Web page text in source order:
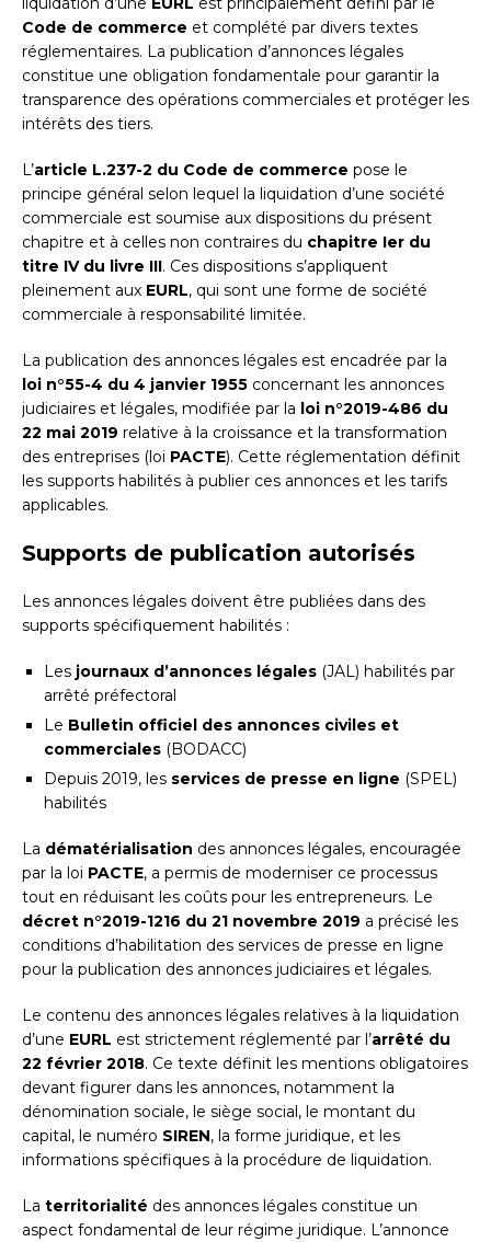
Code de commerce et complété par divers textes
réglementaires. La publication d’annonces légales
constitue une obligation fondamentale pour garantir la
transparence des opérations commerciales et protéger les
intérêts des tiers.
L’article L.237-2 du Code de commerce pose le
principe général selon lequel la liquidation d’une société
commerciale est soumise aux dispositions du présent
chapitre et à celles non contraires du chapitre Ier du
titre IV du livre III. Ces dispositions s’appliquent
pleinement aux EURL, qui sont une forme de société
commerciale à responsabilité limitée.
La publication des annonces légales est encadrée par la
loi n°55-4 du 4 janvier 1955 concernant les annonces
judiciaires et légales, modifiée par la loi n°2019-486 du
22 mai 2019 relative à la croissance et la transformation
des entreprises (loi PACTE). Cette réglementation définit
les supports habilités à publier ces annonces et les tarifs
applicables.
Supports de publication autorisés
Les annonces légales doivent être publiées dans des
supports spécifiquement habilités :
Les journaux d’annonces légales (JAL) habilités par
arrêté préfectoral
Le Bulletin officiel des annonces civiles et
commerciales (BODACC)
Depuis 2019, les services de presse en ligne (SPEL)
habilités
La dématérialisation des annonces légales, encouragée
par la loi PACTE, a permis de moderniser ce processus
tout en réduisant les coûts pour les entrepreneurs. Le
décret n°2019-1216 du 21 novembre 2019 a précisé les
conditions d’habilitation des services de presse en ligne
pour la publication des annonces judiciaires et légales.
Le contenu des annonces légales relatives à la liquidation
d’une EURL est strictement réglementé par l’arrêté du
22 février 2018. Ce texte définit les mentions obligatoires
devant figurer dans les annonces, notamment la
dénomination sociale, le siège social, le montant du
capital, le numéro SIREN, la forme juridique, et les
informations spécifiques à la procédure de liquidation.
La territorialité des annonces légales constitue un
aspect fondamental de leur régime juridique. L’annonce